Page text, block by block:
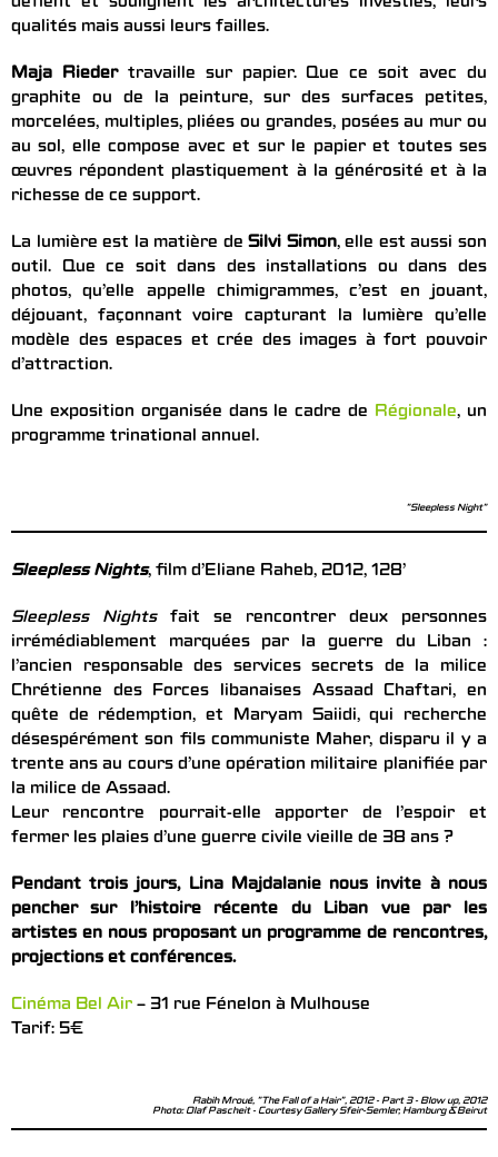
défient et soulignent les architectures investies, leurs
qualités mais aussi leurs failles.
Maja Riedertravaille sur papier. Que ce soit avec du
graphite ou de la peinture, sur des surfaces petites,
morcelées, multiples, pliées ou grandes, posées au mur ou
au sol, elle compose avec et sur le papier et toutes ses
œuvres répondent plastiquement à la générosité et à la
richesse de ce support.
La lumière est la matière deSilvi Simon, elle est aussi son
outil. Que ce soit dans des installations ou dans des
photos, qu’elle appelle chimigrammes, c’est en jouant,
déjouant, façonnant voire capturant la lumière qu’elle
modèle des espaces et crée des images à fort pouvoir
d’attraction.
Une exposition organisée dans le cadre de Régionale, un
programme trinational annuel.
"Sleepless Night"
Sleepless Nights, film d’Eliane Raheb, 2012, 128’
Sleepless Nights fait se rencontrer deux personnes
irrémédiablement marquées par la guerre du Liban :
l’ancien responsable des services secrets de la milice
Chrétienne des Forces libanaises Assaad Chaftari, en
quête de rédemption, et Maryam Saiidi, qui recherche
désespérément son fils communiste Maher, disparu il y a
trente ans au cours d’une opération militaire planifiée par
la milice de Assaad.
Leur rencontre pourrait-elle apporter de l’espoir et
fermer les plaies d’une guerre civile vieille de 38 ans ?
Pendant trois jours, Lina Majdalanie nous invite à nous
pencher sur l’histoire récente du Liban vue par les
artistes en nous proposantun programme de rencontres,
projections et conférences.
Cinéma Bel Air – 31 rue Fénelon à Mulhouse
Tarif: 5€
Rabih Mroué, "The Fall of a Hair", 2012 - Part 3 - Blow up, 2012
Photo: Olaf Pascheit - Courtesy Gallery Sfeir-Semler, Hamburg & Beirut